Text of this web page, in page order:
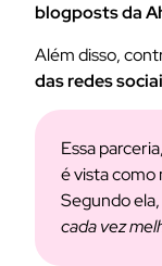
blogposts da
Além disso,
das redes
Essa
é vista como
Segundo ela,
cada vez